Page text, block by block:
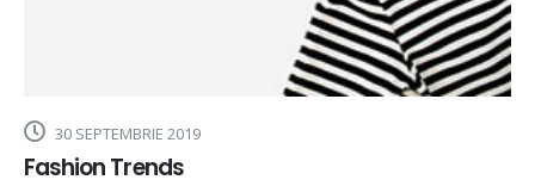
30 SEPTEMBRIE 2019
Fashion Trends